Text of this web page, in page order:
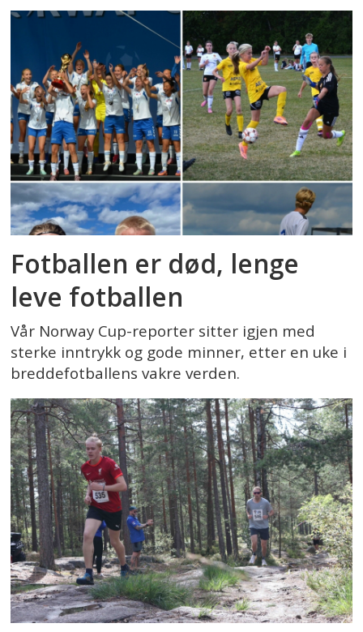
Fotballen er død, lenge
leve fotballen
Vår Norway Cup-reporter sitter igjen med
sterke inntrykk og gode minner, etter en uke i
breddefotballens vakre verden.